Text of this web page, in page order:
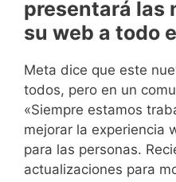
presentará las
su web a todo
Meta dice que este
todos, pero en un
«Siempre estamos
mejorar la experiencia
para las personas.
actualizaciones para